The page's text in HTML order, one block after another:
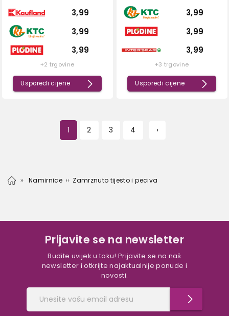
3,99
3,99
3,99
+2 trgovine
Usporedi cijene
3,99
3,99
3,99
+3 trgovine
Usporedi cijene
1 2 3 4 ›
Namirnice Zamrznuto tijesto i peciva
Prijavite se na newsletter
Budite uvijek u toku! Prijavite se na naš
newsletter i otkrijte najaktualnije ponude i
novosti.